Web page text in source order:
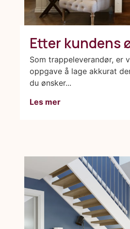
Etter kundens
Som trappeleverandør, er
oppgave å lage akkurat
du ønsker...
Les mer